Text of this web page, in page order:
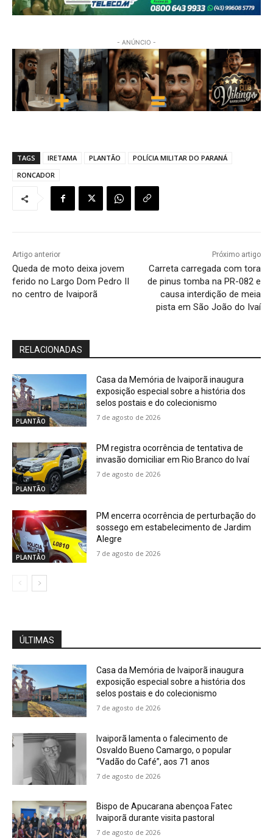
- ANÚNCIO -
TAGS IRETAMA PLANTÃO
POLÍCIA MILITAR DO PARANÁ
RONCADOR
Artigo anterior
Queda de moto deixa jovem
ferido no Largo Dom Pedro II
no centro de Ivaiporã
Próximo artigo
Carreta carregada com tora
de pinus tomba na PR-082 e
causa interdição de meia
pista em São João do Ivaí
RELACIONADAS
PLANTÃO
Casa da Memória de Ivaiporã inaugura
exposição especial sobre a história dos
selos postais e do colecionismo
7 de agosto de 2026
PLANTÃO
PM registra ocorrência de tentativa de
invasão domiciliar em Rio Branco do Ivaí
7 de agosto de 2026
PLANTÃO
PM encerra ocorrência de perturbação do
sossego em estabelecimento de Jardim
Alegre
7 de agosto de 2026
ÚLTIMAS
Casa da Memória de Ivaiporã inaugura
exposição especial sobre a história dos
selos postais e do colecionismo
7 de agosto de 2026
Ivaiporã lamenta o falecimento de
Osvaldo Bueno Camargo, o popular
“Vadão do Café”, aos 71 anos
7 de agosto de 2026
Bispo de Apucarana abençoa Fatec
Ivaiporã durante visita pastoral
7 de agosto de 2026